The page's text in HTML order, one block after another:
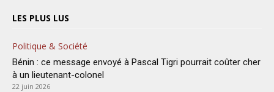
LES PLUS LUS
Politique & Société
Bénin : ce message envoyé à Pascal Tigri pourrait coûter cher
à un lieutenant-colonel
22 juin 2026